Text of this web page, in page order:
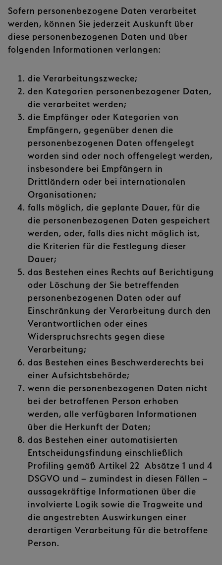
Sofern personenbezogene Daten verarbeitet
werden, können Sie jederzeit Auskunft über
diese personenbezogenen Daten und über
folgenden Informationen verlangen:
die Verarbeitungszwecke;
den Kategorien personenbezogener Daten,
die verarbeitet werden;
die Empfänger oder Kategorien von
Empfängern, gegenüber denen die
personenbezogenen Daten offengelegt
worden sind oder noch offengelegt werden,
insbesondere bei Empfängern in
Drittländern oder bei internationalen
Organisationen;
falls möglich, die geplante Dauer, für die
die personenbezogenen Daten gespeichert
werden, oder, falls dies nicht möglich ist,
die Kriterien für die Festlegung dieser
Dauer;
das Bestehen eines Rechts auf Berichtigung
oder Löschung der Sie betreffenden
personenbezogenen Daten oder auf
Einschränkung der Verarbeitung durch den
Verantwortlichen oder eines
Widerspruchsrechts gegen diese
Verarbeitung;
das Bestehen eines Beschwerderechts bei
einer Aufsichtsbehörde;
wenn die personenbezogenen Daten nicht
bei der betroffenen Person erhoben
werden, alle verfügbaren Informationen
über die Herkunft der Daten;
das Bestehen einer automatisierten
Entscheidungsfindung einschließlich
Profiling gemäß Artikel 22 Absätze 1 und 4
DSGVO und – zumindest in diesen Fällen –
aussagekräftige Informationen über die
involvierte Logik sowie die Tragweite und
die angestrebten Auswirkungen einer
derartigen Verarbeitung für die betroffene
Person.